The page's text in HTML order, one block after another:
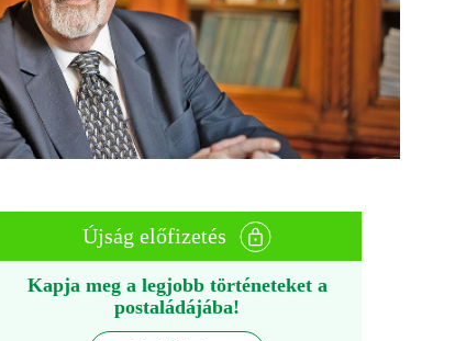
Újság előfizetés
Kapja meg a legjobb történeteket a
postaládájába!